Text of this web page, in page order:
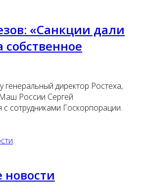
«Санкции дали
директор Ростеха,
России Сергей
с сотрудниками Госкорпорации.